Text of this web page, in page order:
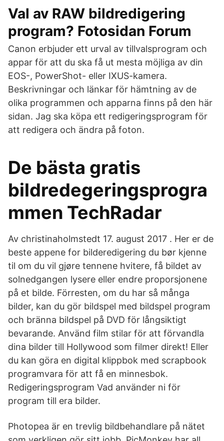
Val av RAW bildredigering
program? Fotosidan Forum
Canon erbjuder ett urval av tillvalsprogram och
appar för att du ska få ut mesta möjliga av din
EOS-, PowerShot- eller IXUS-kamera.
Beskrivningar och länkar för hämtning av de
olika programmen och apparna finns på den här
sidan. Jag ska köpa ett redigeringsprogram för
att redigera och ändra på foton.
De bästa gratis
bildredegeringsprogra
mmen TechRadar
Av christinaholmstedt 17. august 2017 . Her er de
beste appene for bilderedigering du bør kjenne
til om du vil gjøre tennene hvitere, få bildet av
solnedgangen lysere eller endre proporsjonene
på et bilde. Förresten, om du har så många
bilder, kan du gör bildspel med bildspel program
och bränna bildspel på DVD för långsiktigt
bevarande. Använd film stilar för att förvandla
dina bilder till Hollywood som filmer direkt! Eller
du kan göra en digital klippbok med scrapbook
programvara för att få en minnesbok.
Redigeringsprogram Vad använder ni för
program till era bilder.
Photopea är en trevlig bildbehandlare på nätet